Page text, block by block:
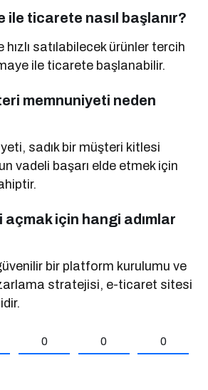
ile ticarete nasıl başlanır?
satılabilecek ürünler tercih
ile ticarete başlanabilir.
memnuniyeti neden
sadık bir müşteri kitlesi
vadeli başarı elde etmek için
için hangi adımlar
bir platform kurulumu ve
stratejisi, e-ticaret sitesi
0 0 0